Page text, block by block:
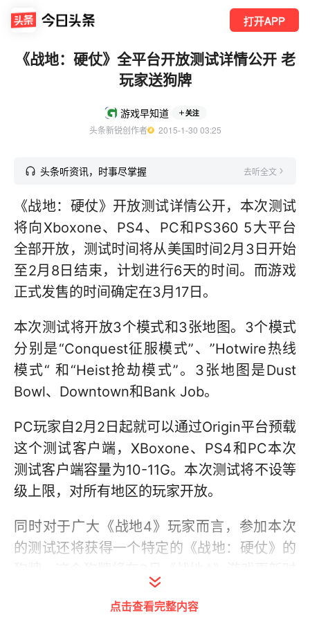
打开APP
《战地：硬仗》全平台开放测试详情公开 老
玩家送狗牌
游戏早知道 关注
头条新锐创作者
  2015-1-30 03:25
头条听资讯，时事尽掌握 去听全文
《战地：硬仗》开放测试详情公开，本次测试
将向Xboxone、PS4、PC和PS360 5大平台
全部开放，测试时间将从美国时间2月3日开始
至2月8日结束，计划进行6天的时间。而游戏
正式发售的时间确定在3月17日。
本次测试将开放3个模式和3张地图。3个模式
分别是“Conquest征服模式”、”Hotwire热线
模式“ 和“Heist抢劫模式”。3张地图是Dust
Bowl、Downtown和Bank Job。
PC玩家自2月2日起就可以通过Origin平台预载
这个测试客户端，XBoxone、PS4和PC本次
测试客户端容量为10-11G。本次测试将不设等
级上限，对所有地区的玩家开放。
同时对于广大《战地4》玩家而言，参加本次
的测试还将获得一个特定的《战地：硬仗》的
点击查看完整内容